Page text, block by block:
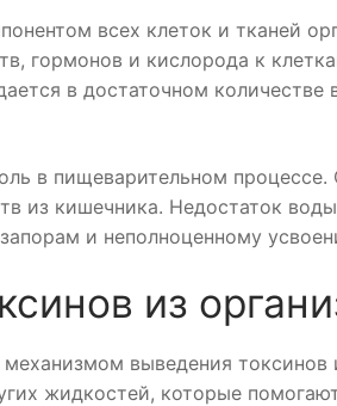
всех клеток и тканей
гормонов и кислорода к
в достаточном количестве
в пищеварительном
из кишечника. Недостаток
и неполноценному
из
выведения токсинов
жидкостей, которые